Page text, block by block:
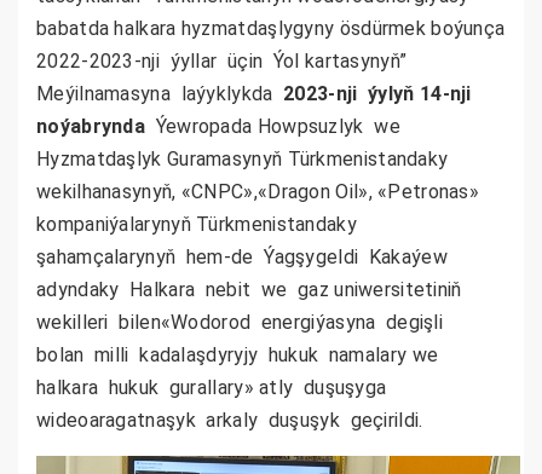
babatda halkara hyzmatdaşlygyny ösdürmek boýunça
2022-2023-nji ýyllar üçin Ýol kartasynyň”
Meýilnamasyna laýyklykda 2023-nji ýylyň 14-nji
noýabrynda Ýewropada Howpsuzlyk we
Hyzmatdaşlyk Guramasynyň Türkmenistandaky
wekilhanasynyň, «CNPC»,«Dragon Oil», «Petronas»
kompaniýalarynyň Türkmenistandaky
şahamçalarynyň hem-de Ýagşygeldi Kakaýew
adyndaky Halkara nebit we gaz uniwersitetiniň
wekilleri bilen«Wodorod energiýasyna degişli
bolan milli kadalaşdyryjy hukuk namalary we
halkara hukuk gurallary» atly duşuşyga
wideoaragatnaşyk arkaly duşuşyk geçirildi.